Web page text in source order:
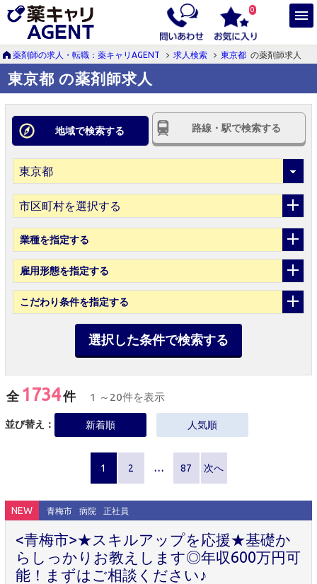
0
薬剤師の求人・転職：薬キャリAGENT 求人検索 東京都 の薬剤師求人
東京都 の薬剤師求人
地域で検索する 路線・駅で検索する
市区町村を選択する
業種を指定する
雇用形態を指定する
こだわり条件を指定する
選択した条件で検索する
全 1734件 1 ～20件を表示
並び替え： 新着順 人気順
1 2 … 87 次へ
NEW 青梅市 病院 正社員
<青梅市>★スキルアップを応援★基礎か
らしっかりお教えします◎年収600万円可
能！まずはご相談ください♪